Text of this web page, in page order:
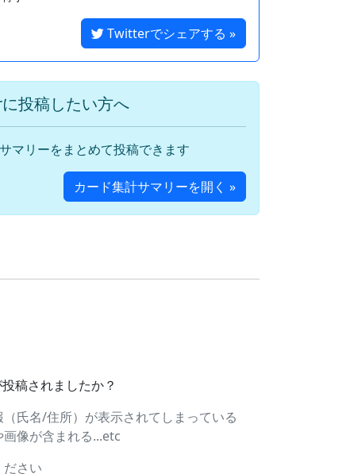
Twitterでシェアする »
投稿したい方へ
マリーをまとめて投稿できます
カード集計サマリーを開く »
稿されましたか？
氏名/住所）が表示されてしまっている
画像が含まれる...etc
さい